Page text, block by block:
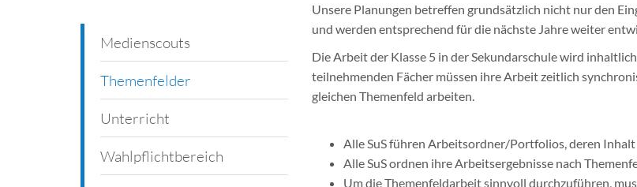
Medienscouts
Themenfelder
Unterricht
Wahlpflichtbereich
Unsere Planungen betreffen grundsätzlich nicht nur den
und werden entsprechend für die nächste Jahre weiter
Die Arbeit der Klasse 5 in der Sekundarschule wird
teilnehmenden Fächer müssen ihre Arbeit zeitlich
gleichen Themenfeld arbeiten.
Alle SuS führen Arbeitsordner/Portfolios, deren
Alle SuS ordnen ihre Arbeitsergebnisse nach
Um die Themenfeldarbeit sinnvoll durchzuführen,